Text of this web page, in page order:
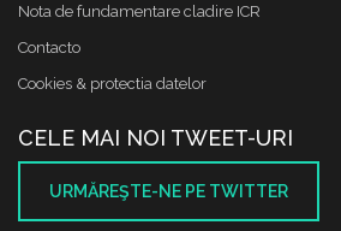
Nota de fundamentare cladire ICR
Contacto
Cookies & protectia datelor
CELE MAI NOI TWEET-URI
URMĂREŞTE-NE PE TWITTER